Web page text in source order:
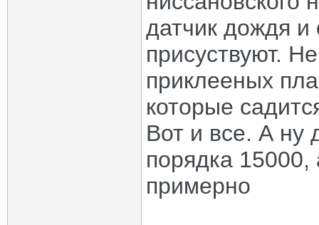
датчик дождя и
присуствуют.
приклееных
которые
Вот и все. А ну
порядка
примерно